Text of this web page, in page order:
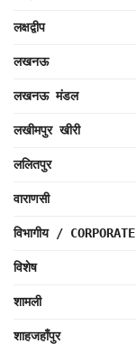
लक्षद्वीप
लखनऊ
लखनऊ मंडल
लखीमपुर खीरी
ललितपुर
वाराणसी
विभागीय / CORPORATE
विशेष
शामली
शाहजहाँपुर